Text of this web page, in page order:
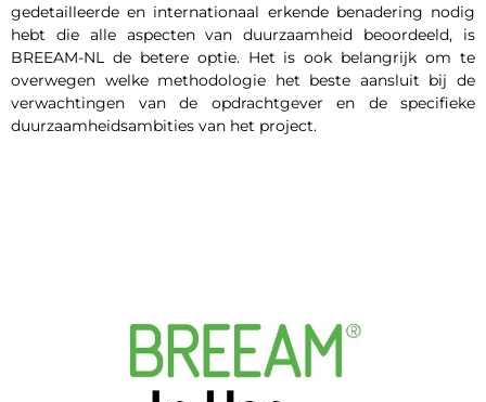
gedetailleerde en internationaal erkende benadering nodig
hebt die alle aspecten van duurzaamheid beoordeeld, is
BREEAM-NL de betere optie. Het is ook belangrijk om te
overwegen welke methodologie het beste aansluit bij de
verwachtingen van de opdrachtgever en de specifieke
duurzaamheidsambities van het project.